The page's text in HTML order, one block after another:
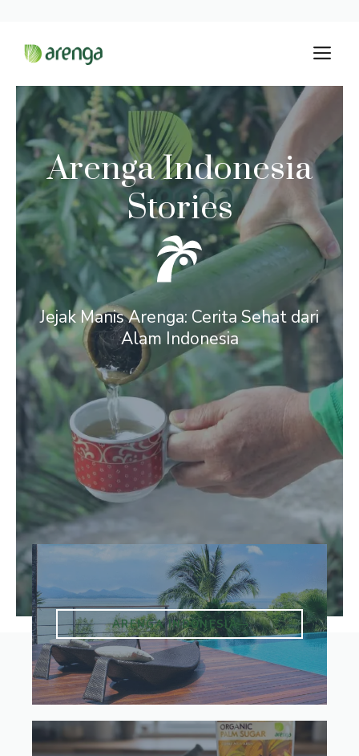
Arenga Indonesia
Stories
Jejak Manis Arenga: Cerita Sehat dari
Alam Indonesia
ARENGA INDONESIA